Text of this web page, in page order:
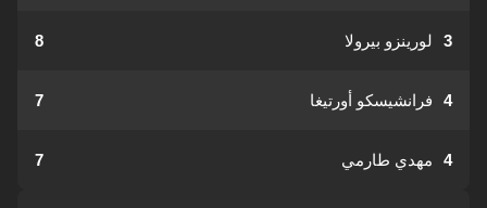
3 لورينزو بيرولا 8
4 فرانشيسكو أورتيغا 7
4 مهدي طارمي 7